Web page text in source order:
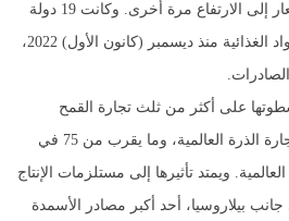
التصدير الجديدة قد تدفع الأسعار إلى الارتفاع مرة أخرى. وكانت 19 دولة
فرضت حظراً على تصدير المواد الغذائية منذ ديسمبر (كانون الأول) 2022،
على أكثر من ثلث تجارة القمح
العالمية، و17 في المائة من تجارة الذرة العالمية، وما يقرب من 75 في
ويمتد تأثيرها إلى مستلزمات الإنتاج
بيلاروسيا، أحد أكبر مصادر الأسمدة